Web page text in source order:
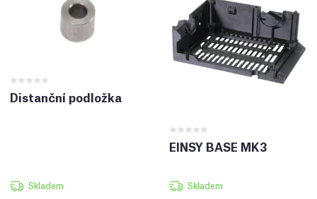
Distanční podložka
Skladem
EINSY BASE MK3
Skladem